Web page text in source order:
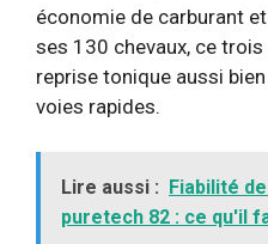
économie de carburant
ses 130 chevaux, ce
reprise tonique aussi
voies rapides.
Lire aussi : Fiabilité
puretech 82 : ce qu'il